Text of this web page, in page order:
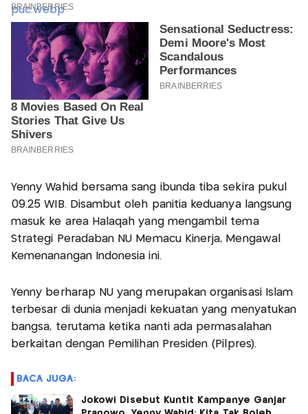
Yenny Wahid bersama sang ibunda tiba sekira pukul
09.25 WIB. Disambut oleh panitia keduanya langsung
masuk ke area Halaqah yang mengambil tema
Strategi Peradaban NU Memacu Kinerja, Mengawal
Kemenanangan Indonesia ini.
Yenny berharap NU yang merupakan organisasi Islam
terbesar di dunia menjadi kekuatan yang menyatukan
bangsa, terutama ketika nanti ada permasalahan
berkaitan dengan Pemilihan Presiden (Pilpres).
BACA JUGA:
Jokowi Disebut Kuntit Kampanye Ganjar